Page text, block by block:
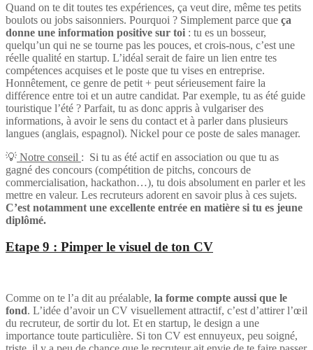
Quand on te dit toutes tes expériences, ça veut dire, même tes petits
boulots ou jobs saisonniers. Pourquoi ? Simplement parce que ça
donne une information positive sur toi : tu es un bosseur,
quelqu’un qui ne se tourne pas les pouces, et crois-nous, c’est une
réelle qualité en startup. L’idéal serait de faire un lien entre tes
compétences acquises et le poste que tu vises en entreprise.
Honnêtement, ce genre de petit + peut sérieusement faire la
différence entre toi et un autre candidat. Par exemple, tu as été guide
touristique l’été ? Parfait, tu as donc appris à vulgariser des
informations, à avoir le sens du contact et à parler dans plusieurs
langues (anglais, espagnol). Nickel pour ce poste de sales manager.
💡 Notre conseil : Si tu as été actif en association ou que tu as
gagné des concours (compétition de pitchs, concours de
commercialisation, hackathon…), tu dois absolument en parler et les
mettre en valeur. Les recruteurs adorent en savoir plus à ces sujets.
C’est notamment une excellente entrée en matière si tu es jeune
diplômé.
Etape 9 : Pimper le visuel de ton CV
Comme on te l’a dit au préalable, la forme compte aussi que le
fond. L’idée d’avoir un CV visuellement attractif, c’est d’attirer l’œil
du recruteur, de sortir du lot. Et en startup, le design a une
importance toute particulière. Si ton CV est ennuyeux, peu soigné,